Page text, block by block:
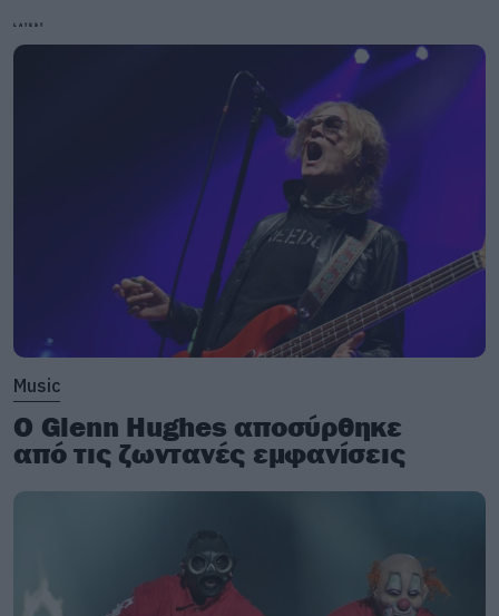
LATEST
Music
Ο Glenn Hughes αποσύρθηκε
από τις ζωντανές εμφανίσεις